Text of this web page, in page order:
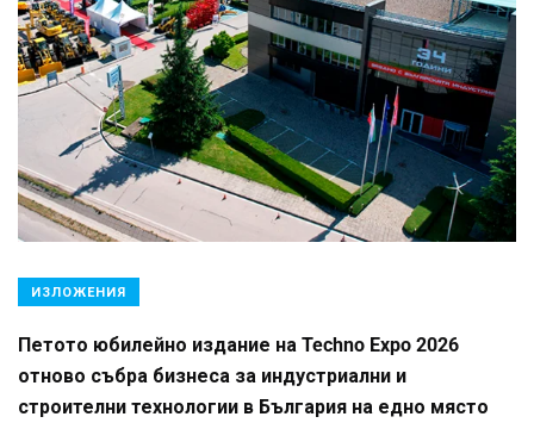
ИЗЛОЖЕНИЯ
Петото юбилейно издание на Techno Expo 2026
отново събра бизнеса за индустриални и
строителни технологии в България на едно място